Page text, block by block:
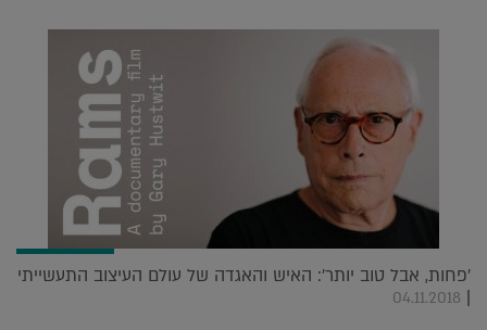
'פחות, אבל טוב יותר': האיש והאגדה של עולם העיצוב התעשייתי
|
04.11.2018